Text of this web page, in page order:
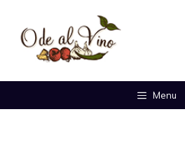
contenuto
Menu